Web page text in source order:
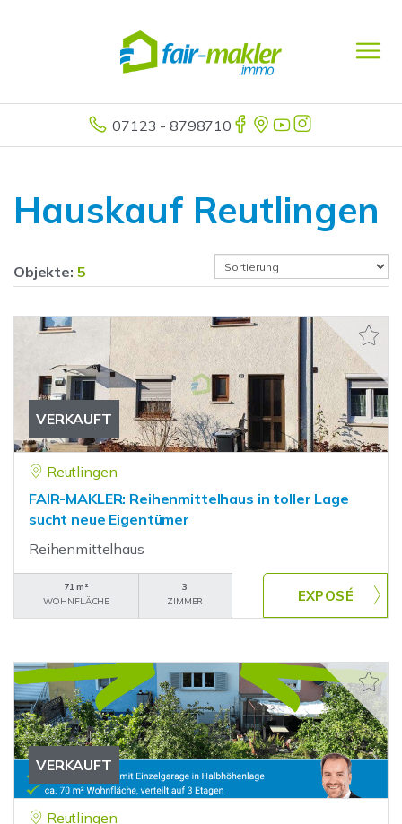
07123 - 8798710
Hauskauf Reutlingen
Objekte: 5
VERKAUFT
Reutlingen
FAIR-MAKLER: Reihenmittelhaus in toller Lage
sucht neue Eigentümer
Reihenmittelhaus
71 m²
WOHNFLÄCHE
3
ZIMMER
VERKAUFT
Reutlingen